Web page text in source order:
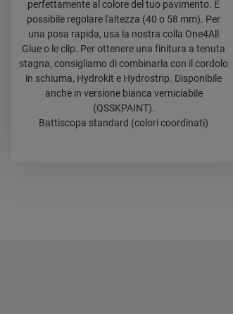
perfettamente al colore del tuo pavimento. È
possibile regolare l'altezza (40 o 58 mm). Per
una posa rapida, usa la nostra colla One4All
Glue o le clip. Per ottenere una finitura a tenuta
stagna, consigliamo di combinarla con il cordolo
in schiuma, Hydrokit e Hydrostrip. Disponibile
anche in versione bianca verniciabile
(QSSKPAINT).
Battiscopa standard (colori coordinati)